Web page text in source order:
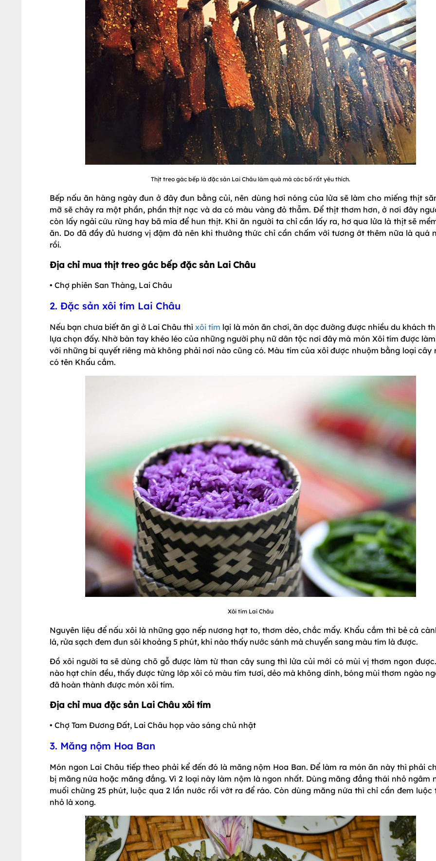
Thịt treo gác bếp là đặc sản Lai Châu làm quà mà các bố rất yêu thích.
Bếp nấu ăn hàng ngày đun ở đây đun bằng củi, nên dùng hơi nóng của lửa sẽ làm cho miếng thịt
mỡ sẽ chảy ra một phần, phần thịt nạc và da có màu vàng đỏ thẫm. Để thịt thơm hơn, ở nơi đây
còn lấy ngải cứu rừng hay bã mía để hun thịt. Khi ăn người ta chỉ cần lấy ra, hơ qua lửa là thịt sẽ
ăn. Do đã đầy đủ hương vị đậm đà nên khi thưởng thức chỉ cần chấm với tương ớt thêm nữa là quá
rồi.
Địa chỉ mua thịt treo gác bếp đặc sản Lai Châu
• Chợ phiên San Thàng, Lai Châu
2. Đặc sản xôi tím Lai Châu
Nếu bạn chưa biết ăn gì ở Lai Châu thìxôi tím lại là món ăn chơi, ăn dọc đường được nhiều du khách
lựa chọn đấy. Nhờ bàn tay khéo léo của những người phụ nữ dân tộc nơi đây mà món Xôi tím được
với những bí quyết riêng mà không phải nơi nào cũng có. Màu tím của xôi được nhuộm bằng loại cây
có tên Khẩu cắm.
Xôi tím Lai Châu
Nguyên liệu để nấu xôi là những gạo nếp nương hạt to, thơm dẻo, chắc mẩy. Khẩu cắm thì bẻ cả
lá, rửa sạch đem đun sôi khoảng 5 phút, khi nào thấy nước sánh mà chuyển sang màu tím là được.
Đồ xôi người ta sẽ dùng chõ gỗ được làm từ than cây sung thì lửa củi mới có mùi vị thơm ngon
nào hạt chín đều, thấy được từng lớp xôi có màu tím tươi, dẻo mà không dính, bóng mùi thơm ngào
đã hoàn thành được món xôi tím.
Địa chỉ mua đặc sản Lai Châu xôi tím
• Chợ Tam Đương Đất, Lai Châu họp vào sáng chủ nhật
3. Măng nộm Hoa Ban
Món ngon Lai Châu tiếp theo phải kể đến đó là măng nộm Hoa Ban. Để làm ra món ăn này thì phải
bị măng nứa hoặc măng đắng. Vì 2 loại này làm nộm là ngon nhất. Dùng măng đắng thái nhỏ ngâm
muối chừng 25 phút, luộc qua 2 lần nước rồi vớt ra để ráo. Còn dùng măng nứa thì chỉ cần đem luộc
nhỏ là xong.